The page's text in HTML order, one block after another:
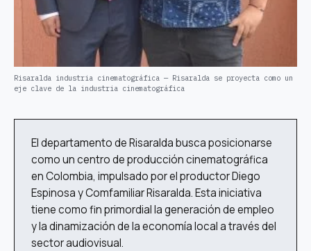
Risaralda industria cinematográfica — Risaralda se proyecta como un
eje clave de la industria cinematográfica
El departamento de Risaralda busca posicionarse
como un centro de producción cinematográfica
en Colombia, impulsado por el productor Diego
Espinosa y Comfamiliar Risaralda. Esta iniciativa
tiene como fin primordial la generación de empleo
y la dinamización de la economía local a través del
sector audiovisual.